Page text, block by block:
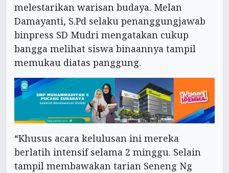
melestarikan warisan budaya. Melan
Damayanti, S.Pd selaku penanggungjawab
binpress SD Mudri mengatakan cukup
bangga melihat siswa binaannya tampil
memukau diatas panggung.
“Khusus acara kelulusan ini mereka
berlatih intensif selama 2 minggu. Selain
tampil membawakan tarian Seneng Ng